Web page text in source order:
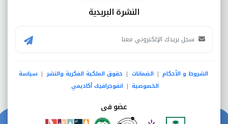
النشرة البريدية
الشروط و الأحكام | الضمانات | حقوق الملكية الفكرية والنشر | سياسة
الخصوصية | انفوجرافيك أكاديمي
عضو فى